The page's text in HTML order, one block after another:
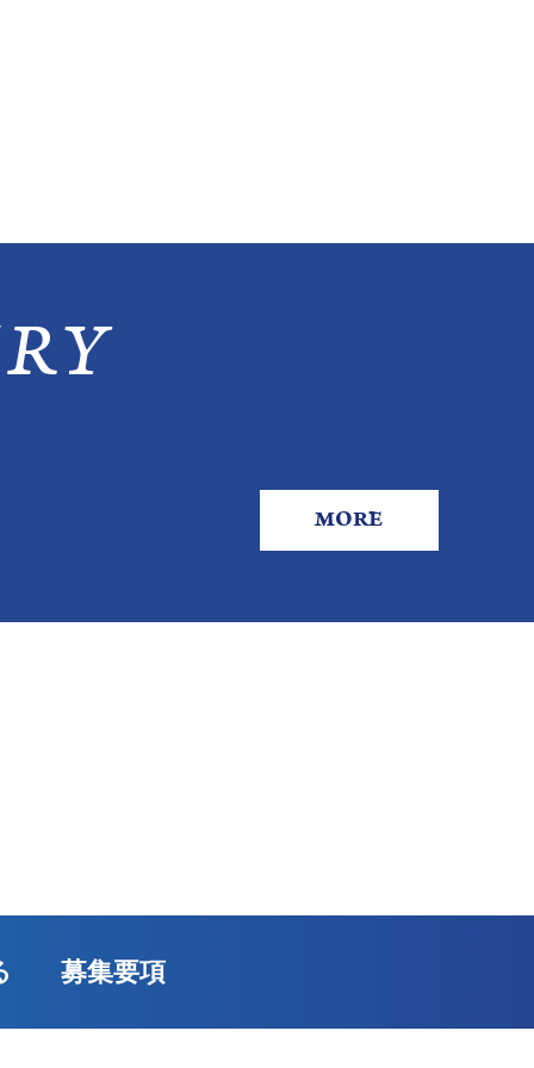
MORE
募集要項